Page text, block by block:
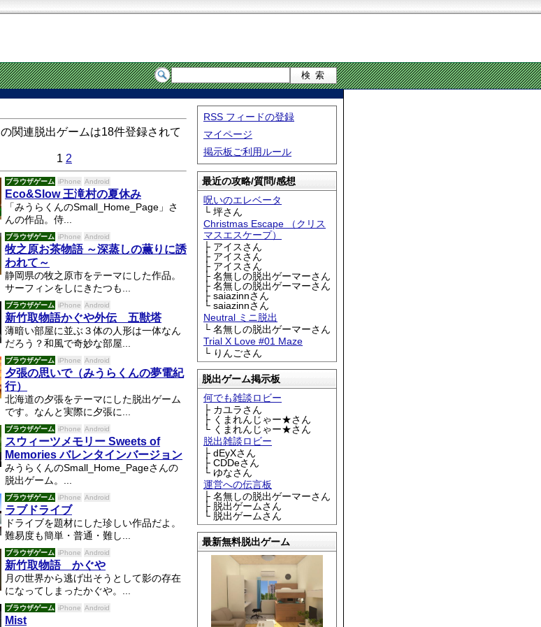
RSS フィードの登録
マイページ
掲示板ご利用ルール
最近の攻略/質問/感想
呪いのエレベータ
└ 坪さん
Christmas Escape （クリス
マスエスケープ）
├ アイスさん
├ アイスさん
├ アイスさん
├ 名無しの脱出ゲーマーさん
├ 名無しの脱出ゲーマーさん
├ saiazinnさん
└ saiazinnさん
Neutral ミニ脱出
└ 名無しの脱出ゲーマーさん
Trial X Love #01 Maze
└ りんごさん
脱出ゲーム掲示板
何でも雑談ロビー
├ カユラさん
├ くまれんじゃー★さん
└ くまれんじゃー★さん
脱出雑談ロビー
├ dEyXさん
├ CDDeさん
└ ゆなさん
運営への伝言板
├ 名無しの脱出ゲーマーさん
├ 脱出ゲームさん
└ 脱出ゲームさん
最新無料脱出ゲーム
の関連脱出ゲームは18件登録されて
1 2
ブラウザゲーム iPhone Android
Eco&Slow 王滝村の夏休み
「みうらくんのSmall_Home_Page」さ
んの作品。侍...
ブラウザゲーム iPhone Android
牧之原お茶物語 ～深蒸しの薫りに誘
われて～
静岡県の牧之原市をテーマにした作品。
サーフィンをしにきたつも...
ブラウザゲーム iPhone Android
新竹取物語かぐや外伝 五獣塔
薄暗い部屋に並ぶ３体の人形は一体なん
だろう？和風で奇妙な部屋...
ブラウザゲーム iPhone Android
夕張の思いで（みうらくんの夢電紀
行）
北海道の夕張をテーマにした脱出ゲーム
です。なんと実際に夕張に...
ブラウザゲーム iPhone Android
スウィーツメモリー Sweets of
Memories バレンタインバージョン
みうらくんのSmall_Home_Pageさんの
脱出ゲーム。...
ブラウザゲーム iPhone Android
ラブドライブ
ドライブを題材にした珍しい作品だよ。
難易度も簡単・普通・難し...
ブラウザゲーム iPhone Android
新竹取物語 かぐや
月の世界から逃げ出そうとして影の存在
になってしまったかぐや。...
ブラウザゲーム iPhone Android
Mist